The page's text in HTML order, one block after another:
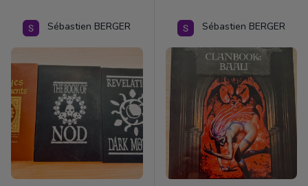
Sébastien BERGER Sébastien BERGER